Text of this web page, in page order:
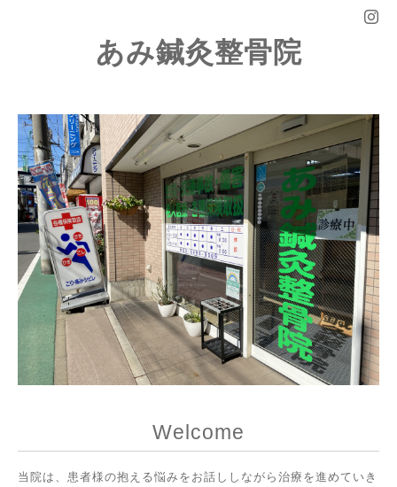
あみ鍼灸整骨院
Welcome
当院は、患者様の抱える悩みをお話ししながら治療を進めていき